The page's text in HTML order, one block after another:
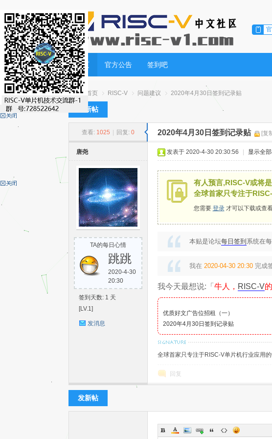
首页 官方公告 签到吧
首页
›
RISC-V
›
问题建议
›
2020年4月30日签到记录贴
发新帖
查看: 1025 回复: 0 2020年4月30日签到记录贴 [复
唐尧
TA的每日心情
跳跳
2020-4-30
20:30
签到天数: 1 天
[LV.1]
发消息
发表于 2020-4-30 20:30:56 显示全
有人预言,RISC-V或将
全球首家只专注于
您需要 登录才可以下载或查
本贴是论坛每日签到 系统在
我在 2020-04-30 20:30完成
我今天最想说:「 牛人， RISC-V
优质好文广告位招租（一）
2020年4月30日签到记录贴
全球首家只专注于RISC-V单片机行业应用
回复
发新帖